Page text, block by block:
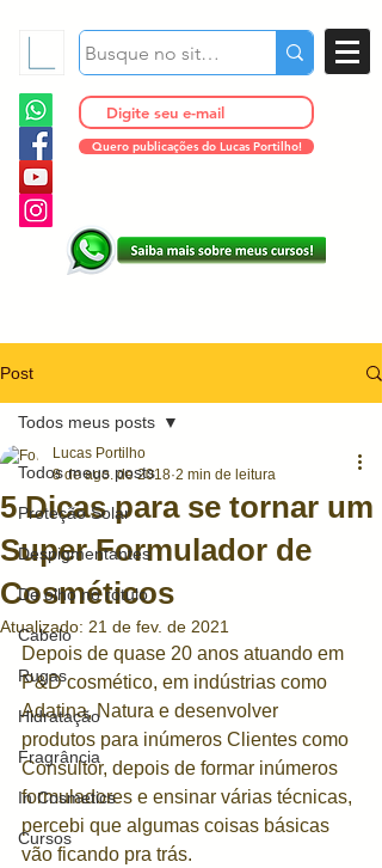
Quero publicações do Lucas Portilho!
Post
Todos meus posts
Proteção Solar
Despigmentantes
De olho no rótulo
Cabelo
Rugas
Hidratação
Fragrância
In Cosmetics
Cursos
Todos meus posts
5 Dicas para se tornar um
Super Formulador de
Cosméticos
Lucas Portilho
8 de ago. de 2018 2 min de leitura
Atualizado: 21 de fev. de 2021
Depois de quase 20 anos atuando em
P&D cosmético, em indústrias como
Adatina, Natura e desenvolver
produtos para inúmeros Clientes como
Consultor, depois de formar inúmeros
formuladores e ensinar várias técnicas,
percebi que algumas coisas básicas
vão ficando pra trás.